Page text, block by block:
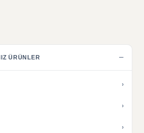
ÜRÜNLER −
›
›
›